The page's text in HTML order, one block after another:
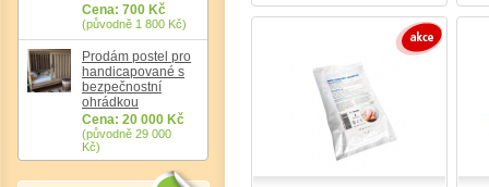
Cena: 700 Kč
(původně 1 800 Kč)
Prodám postel pro
handicapované s
bezpečnostní
ohrádkou
Cena: 20 000 Kč
(původně 29 000
Kč)